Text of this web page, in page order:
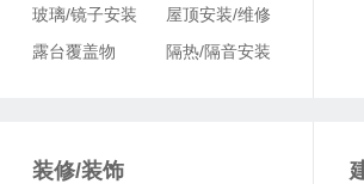
玻璃/镜子安装
屋顶安装/维修
露台覆盖物
隔热/隔音安装
装修/装饰